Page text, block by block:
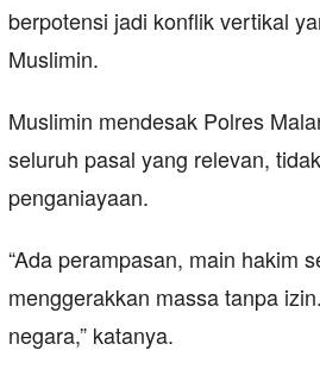
berpotensi jadi konflik vertikal
Muslimin.
Muslimin mendesak Polres
seluruh pasal yang relevan,
penganiayaan.
“Ada perampasan, main hakim
menggerakkan massa tanpa
negara,” katanya.